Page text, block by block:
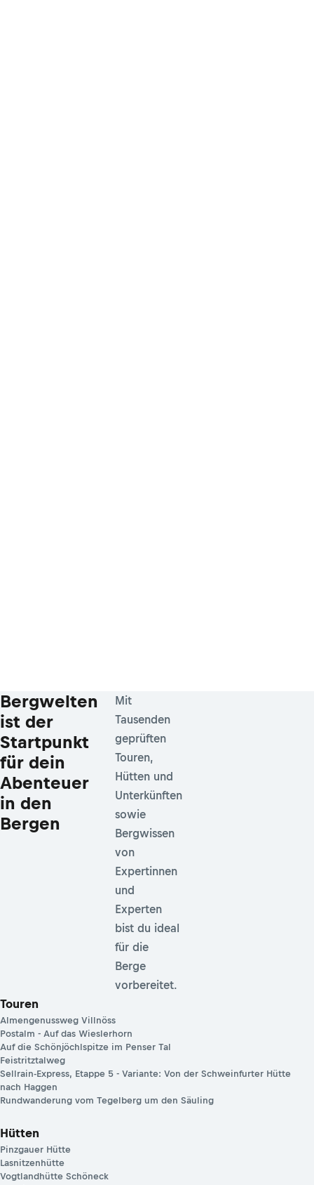
Bergwelten
ist der
Startpunkt
für dein
Abenteuer
in den
Bergen
Mit
Tausenden
geprüften
Touren,
Hütten und
Unterkünften
sowie
Bergwissen
von
Expertinnen
und
Experten
bist du ideal
für die
Berge
vorbereitet.
Touren
Almengenussweg Villnöss
Postalm - Auf das Wieslerhorn
Auf die Schönjöchlspitze im Penser Tal
Feistritztalweg
Sellrain-Express, Etappe 5 - Variante: Von der Schweinfurter Hütte
nach Haggen
Rundwanderung vom Tegelberg um den Säuling
Hütten
Pinzgauer Hütte
Lasnitzenhütte
Vogtlandhütte Schöneck